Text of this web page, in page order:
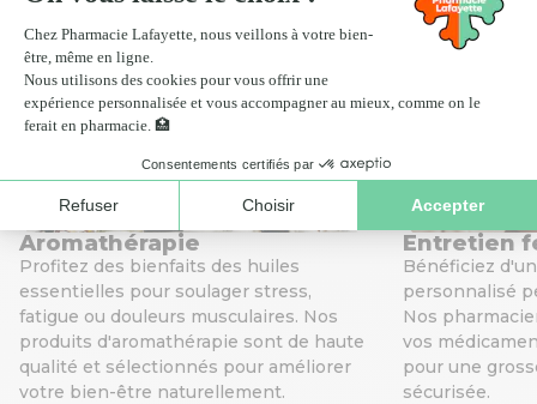
Nos services de santé
Aromathérapie
Profitez des bienfaits des huiles
essentielles pour soulager stress,
fatigue ou douleurs musculaires. Nos
produits d'aromathérapie sont de haute
qualité et sélectionnés pour améliorer
votre bien-être naturellement.
Entretien
Bénéficiez
personnalisé
Nos
vos
pour une
sécurisée.